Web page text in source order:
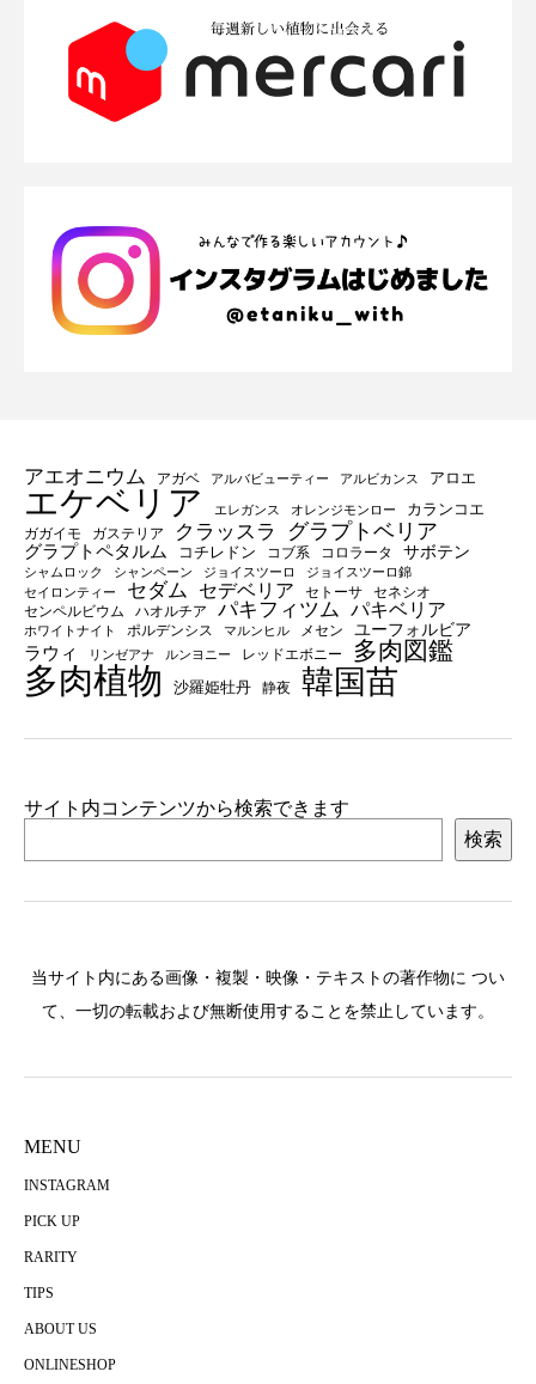
アエオニウム アガベ アルバビューティー アルビカンス アロエ
エケベリア エレガンス オレンジモンロー カランコエ
ガガイモ ガステリア クラッスラ グラプトベリア
グラプトペタルム コチレドン コブ系 コロラータ サボテン
シャムロック シャンペーン ジョイスツーロ
ジョイスツーロ錦
セイロンティー
セダム セデベリア セトーサ
セネシオ
センペルビウム
ハオルチア パキフィツム パキベリア
ホワイトナイト ポルデンシス マルンヒル メセン
ユーフォルビア
ラウィ
リンゼアナ ルンヨニー レッドエボニー 多肉図鑑
多肉植物 沙羅姫牡丹 静夜 韓国苗
サイト内コンテンツから検索できます
検索
当サイト内にある画像・複製・映像・テキストの著作物に つい
て、一切の転載および無断使用することを禁止しています。
MENU
INSTAGRAM
PICK UP
RARITY
TIPS
ABOUT US
ONLINESHOP